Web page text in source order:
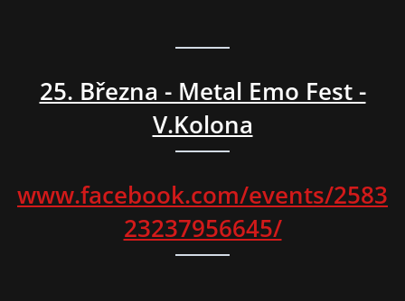
25. Března - Metal Emo Fest -
V.Kolona
www.facebook.com/events/2583
23237956645/